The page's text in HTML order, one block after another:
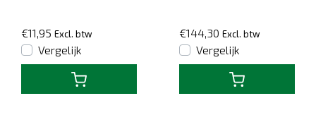
€11,95 Excl. btw
Vergelijk
€144,30 Excl. btw
Vergelijk